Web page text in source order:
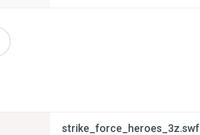
strike_force_heroes_3z.swf